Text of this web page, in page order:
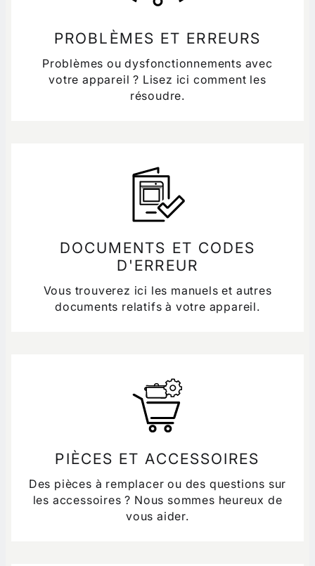
PROBLÈMES ET ERREURS
Problèmes ou dysfonctionnements avec
votre appareil ? Lisez ici comment les
résoudre.
DOCUMENTS ET CODES
D'ERREUR
Vous trouverez ici les manuels et autres
documents relatifs à votre appareil.
PIÈCES ET ACCESSOIRES
Des pièces à remplacer ou des questions sur
les accessoires ? Nous sommes heureux de
vous aider.